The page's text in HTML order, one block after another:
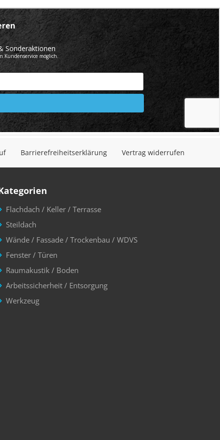
Barrierefreiheitserklärung Vertrag widerrufen
Flachdach / Keller / Terrasse
Steildach
Wände / Fassade / Trockenbau / WDVS
Fenster / Türen
Raumakustik / Boden
Arbeitssicherheit / Entsorgung
Werkzeug